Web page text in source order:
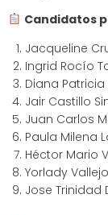
Candidatos
Jacqueline
Ingrid Rocío
Diana
Jair Castillo
Juan Carlos
Paula Milena
Héctor Mario
Yorlady
Jose Trinidad